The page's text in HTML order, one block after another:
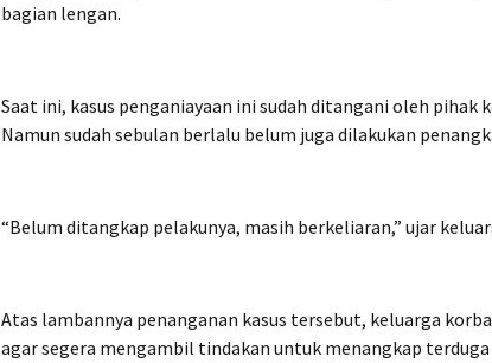
bagian lengan.
Saat ini, kasus penganiayaan ini sudah ditangani oleh pihak
Namun sudah sebulan berlalu belum juga dilakukan
“Belum ditangkap pelakunya, masih berkeliaran,” ujar
Atas lambannya penanganan kasus tersebut, keluarga
agar segera mengambil tindakan untuk menangkap